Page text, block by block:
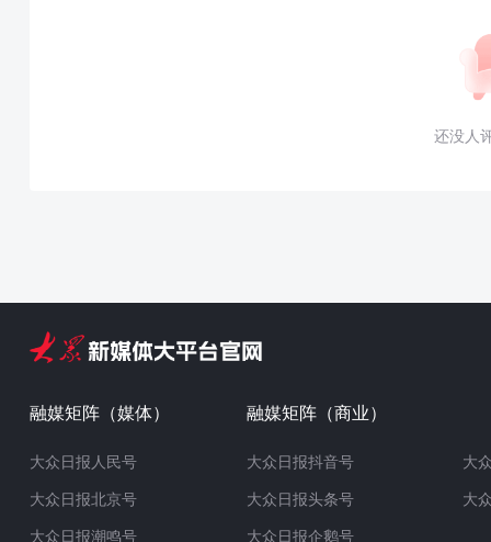
还没人
融媒矩阵（媒体）
大众日报人民号
大众日报北京号
大众日报潮鸣号
融媒矩阵（商业）
大众日报抖音号
大众日报头条号
大众日报企鹅号
大
大